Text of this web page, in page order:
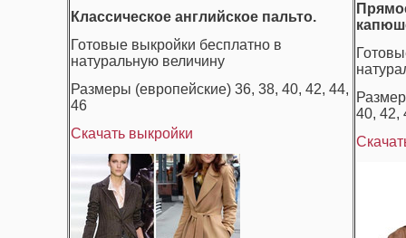
Классическое английское пальто.
Готовые выкройки бесплатно в
натуральную величину
Размеры (европейские) 36, 38, 40, 42, 44,
46
Скачать выкройки
40, 42,